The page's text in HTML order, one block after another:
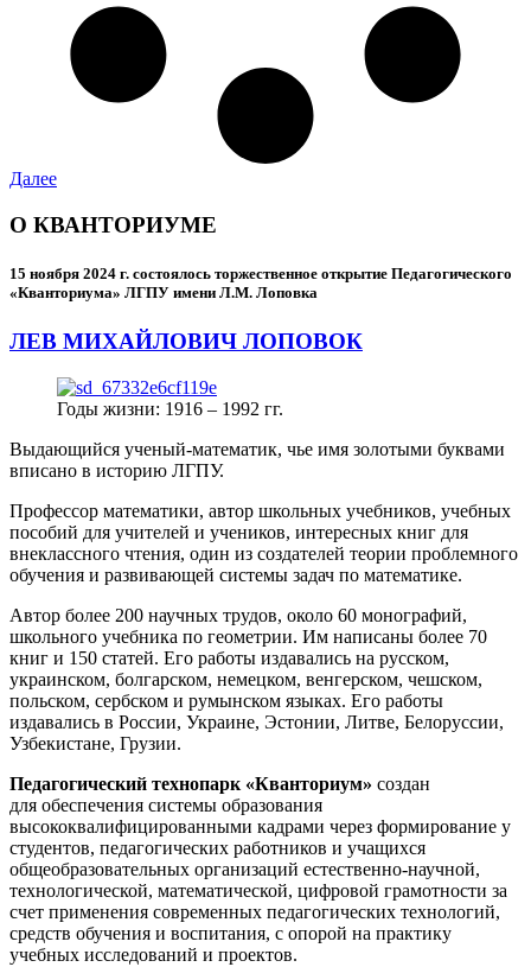
Далее
О КВАНТОРИУМЕ
15 ноября 2024 г. состоялось торжественное открытие Педагогического
«Кванториума» ЛГПУ имени Л.М. Лоповка
ЛЕВ МИХАЙЛОВИЧ ЛОПОВОК
Годы жизни: 1916 – 1992 гг.
Выдающийся ученый-математик, чье имя золотыми буквами
вписано в историю ЛГПУ.
Профессор математики, автор школьных учебников, учебных
пособий для учителей и учеников, интересных книг для
внеклассного чтения, один из создателей теории проблемного
обучения и развивающей системы задач по математике.
Автор более 200 научных трудов, около 60 монографий,
школьного учебника по геометрии. Им написаны более 70
книг и 150 статей. Его работы издавались на русском,
украинском, болгарском, немецком, венгерском, чешском,
польском, сербском и румынском языках. Его работы
издавались в России, Украине, Эстонии, Литве, Белоруссии,
Узбекистане, Грузии.
Педагогический технопарк «Кванториум» создан
для обеспечения системы образования
высококвалифицированными кадрами через формирование у
студентов, педагогических работников и учащихся
общеобразовательных организаций естественно-научной,
технологической, математической, цифровой грамотности за
счет применения современных педагогических технологий,
средств обучения и воспитания, с опорой на практику
учебных исследований и проектов.